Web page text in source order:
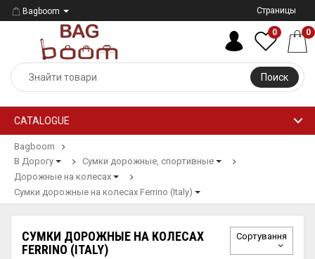
Bagboom Страницы
Поиск
0 0
CATALOGUE
Bagboom
В Дорогу
Сумки дорожные, спортивные
Дорожные на колесах
Сумки дорожные на колесах Ferrino (Italy)
СУМКИ ДОРОЖНЫЕ НА КОЛЕСАХ
FERRINO (ITALY)
Сортування